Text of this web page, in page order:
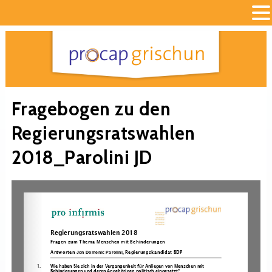
Fragebogen zu den
Regierungsratswahlen
2018_Parolini JD